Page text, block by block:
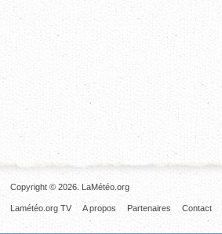
Copyright © 2026. LaMétéo.org
Contact
Partenaires
A propos
Lamétéo.org TV